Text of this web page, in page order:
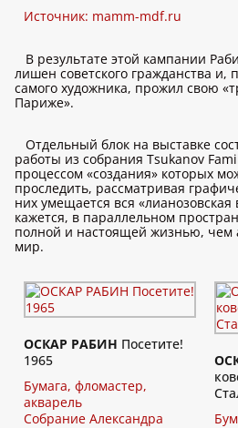
Источник: mamm-mdf.ru
В результате этой кампании
лишен советского гражданства и,
самого художника, прожил свою
Париже».
Отдельный блок на выставке
работы из собрания Tsukanov
процессом «создания» которых
проследить, рассматривая
них умещается вся
кажется, в параллельном
полной и настоящей жизнью, чем
мир.
ОСКАР РАБИН Посетите!
1965
Бумага, фломастер,
акварель
Собрание Александра